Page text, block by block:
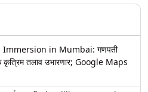
in Mumbai: गणपती
कृत्रिम तलाव उभारणार; Google Maps